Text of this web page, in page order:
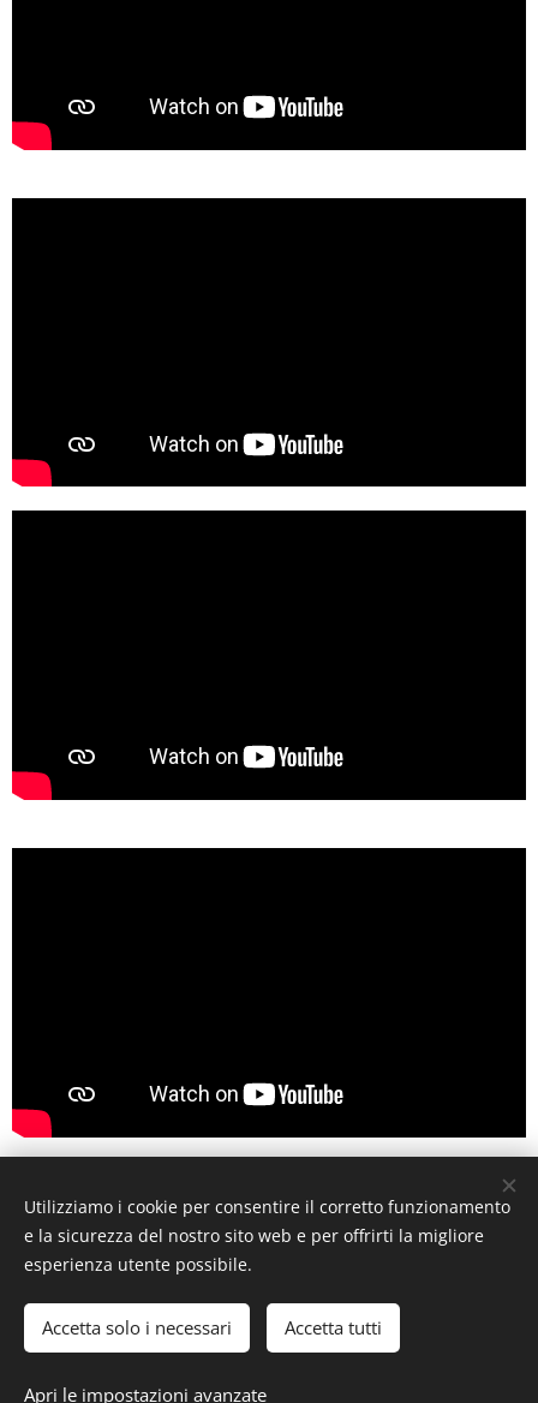
S.S.D. MC GROUP DANCING SCHOOL SRL
+39 333 232 0472 +39 349 220 0350
segreteria@mcgroupdancingschool.com
Cookies
Utilizziamo i cookie per consentire il corretto funzionamento
e la sicurezza del nostro sito web e per offrirti la migliore
esperienza utente possibile.
Accetta solo i necessari Accetta tutti
Apri le impostazioni avanzate